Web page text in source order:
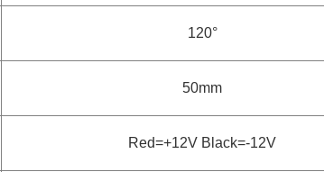
120°
50mm
Red=+12V Black=-12V